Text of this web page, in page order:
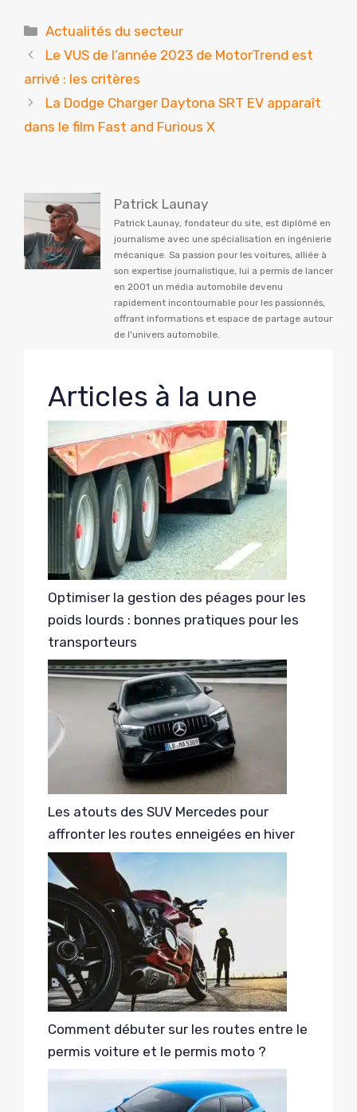
Catégories
Actualités du secteur
Le VUS de l’année 2023 de MotorTrend est
arrivé : les critères
La Dodge Charger Daytona SRT EV apparaît
dans le film Fast and Furious X
Patrick Launay
Patrick Launay, fondateur du site, est diplômé en
journalisme avec une spécialisation en ingénierie
mécanique. Sa passion pour les voitures, alliée à
son expertise journalistique, lui a permis de lancer
en 2001 un média automobile devenu
rapidement incontournable pour les passionnés,
offrant informations et espace de partage autour
de l'univers automobile.
Articles à la une
Optimiser la gestion des péages pour les
poids lourds : bonnes pratiques pour les
transporteurs
Les atouts des SUV Mercedes pour
affronter les routes enneigées en hiver
Comment débuter sur les routes entre le
permis voiture et le permis moto ?